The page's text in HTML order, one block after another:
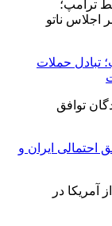
تبادل حملات
احتمالی ایران و